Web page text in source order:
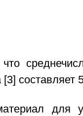
составляет
для